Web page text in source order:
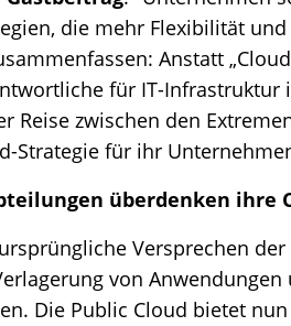
die mehr Flexibilität
Anstatt
für IT-
Reise zwischen den
Strategie für ihr
überdenken ihre
Versprechen
von
Die Public Cloud bietet